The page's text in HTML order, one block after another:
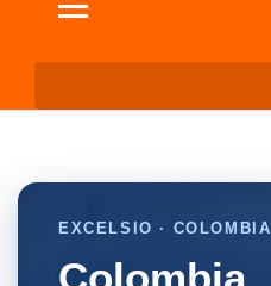
EXCELSIO · COLOMBIA